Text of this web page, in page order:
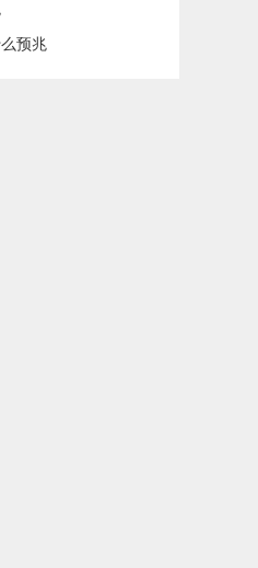
预兆